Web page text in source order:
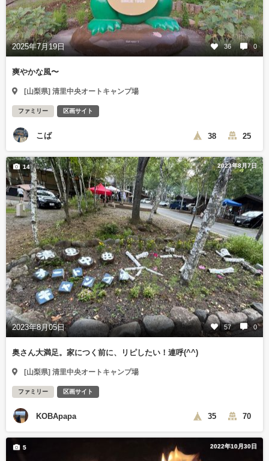
2025年7月19日 36 0
爽やかな風〜
[山梨県] 清里中央オートキャンプ場
ファミリー 区画サイト
こば 38 25
2023年8月7日
2023年8月05日 57 0
14
奥さん大満足。家につく前に、リピしたい！連呼(^^)
[山梨県] 清里中央オートキャンプ場
ファミリー 区画サイト
KOBApapa 35 70
2022年10月30日
5